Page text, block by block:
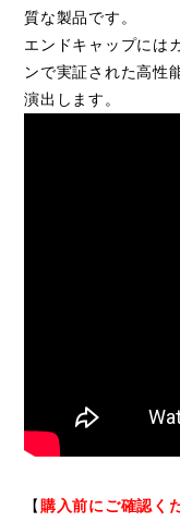
質な製品です。
エンドキャップには
ンで実証された高性
演出します。
【 購入前にご確認く